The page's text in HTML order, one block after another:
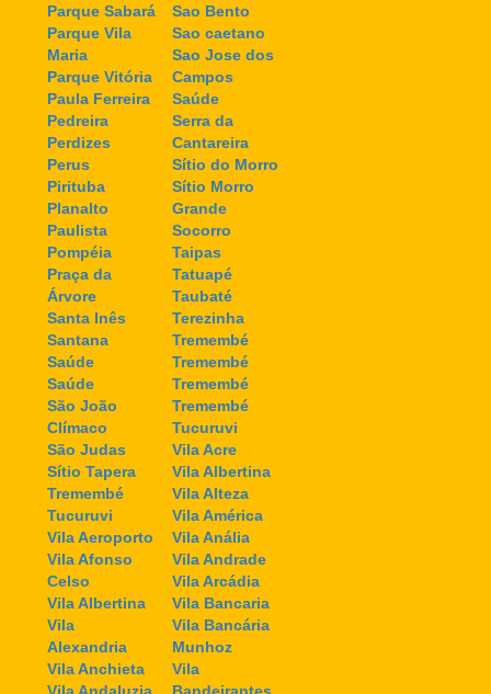
Parque Sabará
Parque Vila
Maria
Parque Vitória
Paula Ferreira
Pedreira
Perdizes
Perus
Pirituba
Planalto
Paulista
Pompéia
Praça da
Árvore
Santa Inês
Santana
Saúde
Saúde
São João
Clímaco
São Judas
Sítio Tapera
Tremembé
Tucuruvi
Vila Aeroporto
Vila Afonso
Celso
Vila Albertina
Vila
Alexandria
Vila Anchieta
Vila Andaluzia
Sao Bento
Sao caetano
Sao Jose dos
Campos
Saúde
Serra da
Cantareira
Sítio do Morro
Sítio Morro
Grande
Socorro
Taipas
Tatuapé
Taubaté
Terezinha
Tremembé
Tremembé
Tremembé
Tremembé
Tucuruvi
Vila Acre
Vila Albertina
Vila Alteza
Vila América
Vila Anália
Vila Andrade
Vila Arcádia
Vila Bancaria
Vila Bancária
Munhoz
Vila
Bandeirantes